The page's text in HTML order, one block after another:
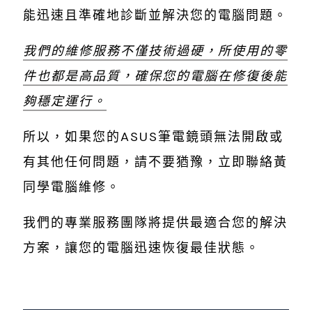
能迅速且準確地診斷並解決您的電腦問題。
我們的維修服務不僅技術過硬，所使用的零
件也都是高品質，確保您的電腦在修復後能
夠穩定運行。
所以，如果您的ASUS筆電鏡頭無法開啟或
有其他任何問題，請不要猶豫，立即聯絡黃
同學電腦維修。
我們的專業服務團隊將提供最適合您的解決
方案，讓您的電腦迅速恢復最佳狀態。